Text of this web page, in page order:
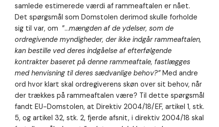
samlede estimerede værdi af rammeaftalen er nået.
Det spørgsmål som Domstolen derimod skulle forholde
sig til var, om ”…mængden af de ydelser, som de
ordregivende myndigheder, der ikke indgår rammeaftalen,
kan bestille ved deres indgåelse af efterfølgende
kontrakter baseret på denne rammeaftale, fastlægges
med henvisning til deres sædvanlige behov?” Med andre
ord hvor klart skal ordregiverens skøn over sit behov, når
der trækkes på rammeaftalen være? Til dette spørgsmål
fandt EU-Domstolen, at Direktiv 2004/18/EF, artikel 1, stk.
5, og artikel 32, stk. 2, fjerde afsnit, i direktiv 2004/18 skal